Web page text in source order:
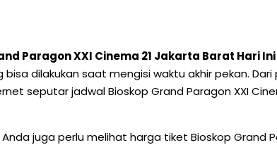
Paragon XXI Cinema 21 Jakarta Barat Hari
dilakukan saat mengisi waktu akhir pekan.
seputar jadwal Bioskop Grand Paragon XXI
juga perlu melihat harga tiket Bioskop Grand